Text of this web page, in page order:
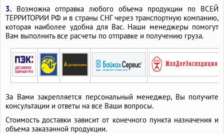
3. Возможна отправка любого объема продукции по ВСЕЙ
ТЕРРИТОРИИ РФ и в страны СНГ через транспортную компанию,
которая наиболее удобна для Вас. Наши менеджеры помогут
Вам выполнить все расчеты по отправке и получению груза.
За Вами закрепляется персональный менеджер, Вы получите
консультации и ответы на все Ваши вопросы.
Стоимость доставки зависит от конечного пункта назначения и
объема заказанной продукции.